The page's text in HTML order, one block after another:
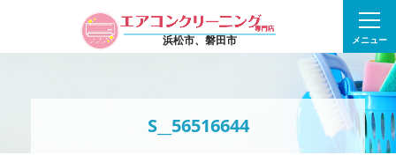
浜松市、磐田市 メニュー
S__56516644